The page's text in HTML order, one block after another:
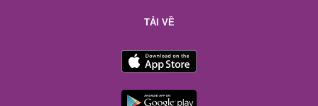
TẢI VỀ